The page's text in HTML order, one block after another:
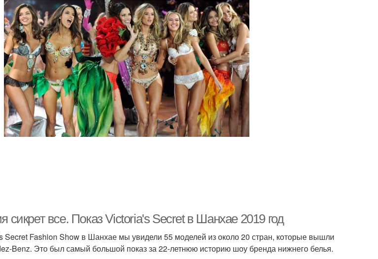
сикрет все. Показ Victoria's Secret в Шанхае 2019 год
Secret Fashion Show в Шанхае мы увидели 55 моделей из около 20 стран, которые вышли
Benz. Это был самый большой показ за 22-летнюю историю шоу бренда нижнего белья.